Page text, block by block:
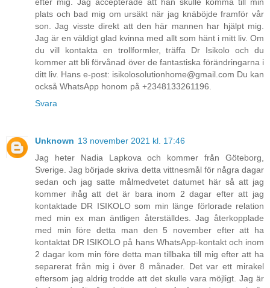
efter mig. Jag accepterade att han skulle komma till min
plats och bad mig om ursäkt när jag knäböjde framför vår
son. Jag visste direkt att den här mannen har hjälpt mig.
Jag är en väldigt glad kvinna med allt som hänt i mitt liv. Om
du vill kontakta en trollformler, träffa Dr Isikolo och du
kommer att bli förvånad över de fantastiska förändringarna i
ditt liv. Hans e-post: isikolosolutionhome@gmail.com Du kan
också WhatsApp honom på +2348133261196.
Svara
Unknown 13 november 2021 kl. 17:46
Jag heter Nadia Lapkova och kommer från Göteborg,
Sverige. Jag började skriva detta vittnesmål för några dagar
sedan och jag satte målmedvetet datumet här så att jag
kommer ihåg att det är bara inom 2 dagar efter att jag
kontaktade DR ISIKOLO som min länge förlorade relation
med min ex man äntligen återställdes. Jag återkopplade
med min före detta man den 5 november efter att ha
kontaktat DR ISIKOLO på hans WhatsApp-kontakt och inom
2 dagar kom min före detta man tillbaka till mig efter att ha
separerat från mig i över 8 månader. Det var ett mirakel
eftersom jag aldrig trodde att det skulle vara möjligt. Jag är